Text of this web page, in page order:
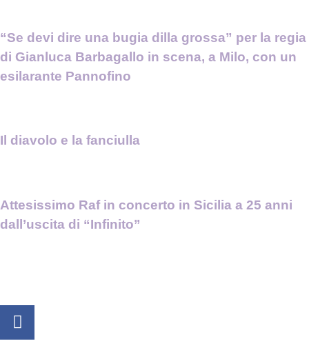
“Se devi dire una bugia dilla grossa” per la regia
di Gianluca Barbagallo in scena, a Milo, con un
esilarante Pannofino
Il diavolo e la fanciulla
Attesissimo Raf in concerto in Sicilia a 25 anni
dall’uscita di “Infinito”